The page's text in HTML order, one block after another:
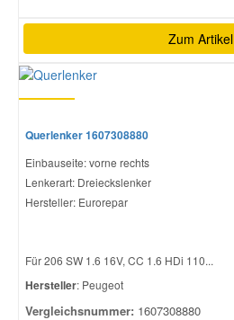
Zum Artikel
Querlenker 1607308880
Einbauseite: vorne rechts
Lenkerart: Dreieckslenker
Hersteller: Eurorepar
Für 206 SW 1.6 16V, CC 1.6 HDi 110...
Hersteller: Peugeot
Vergleichsnummer: 1607308880